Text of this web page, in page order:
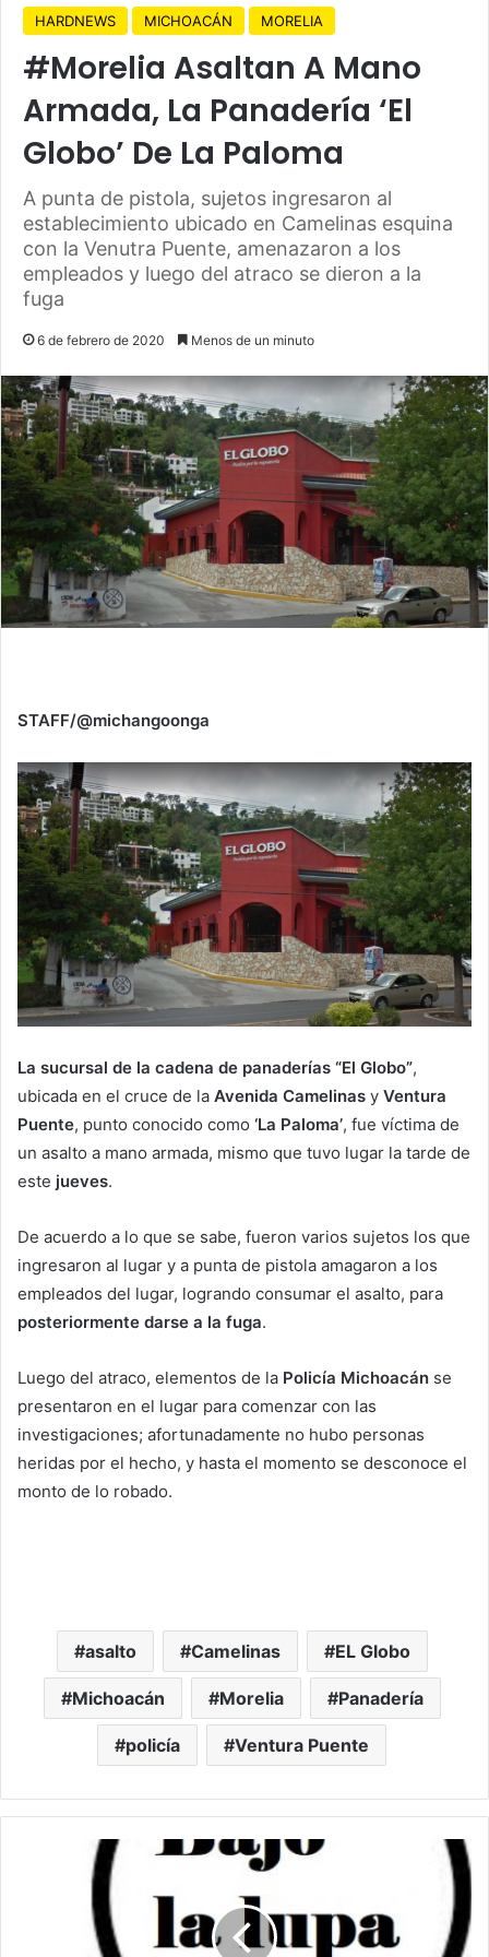
HARDNEWS MICHOACÁN MORELIA
#Morelia Asaltan A Mano
Armada, La Panadería ‘El
Globo’ De La Paloma
A punta de pistola, sujetos ingresaron al
establecimiento ubicado en Camelinas esquina
con la Venutra Puente, amenazaron a los
empleados y luego del atraco se dieron a la
fuga
6 de febrero de 2020 Menos de un minuto
STAFF/@michangoonga
La sucursal de la cadena de panaderías “El Globo”,
ubicada en el cruce de la Avenida Camelinas y Ventura
Puente, punto conocido como ‘La Paloma’, fue víctima de
un asalto a mano armada, mismo que tuvo lugar la tarde de
este jueves.
De acuerdo a lo que se sabe, fueron varios sujetos los que
ingresaron al lugar y a punta de pistola amagaron a los
empleados del lugar, logrando consumar el asalto, para
posteriormente darse a la fuga.
Luego del atraco, elementos de la Policía Michoacán se
presentaron en el lugar para comenzar con las
investigaciones; afortunadamente no hubo personas
heridas por el hecho, y hasta el momento se desconoce el
monto de lo robado.
asalto Camelinas EL Globo
Michoacán Morelia Panadería
policía Ventura Puente